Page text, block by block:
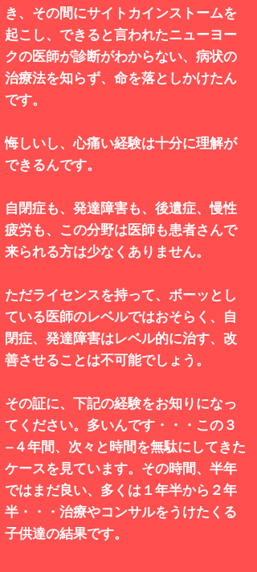
き、その間にサイトカインストームを
起こし、できると言われたニューヨー
クの医師が診断がわからない、病状の
治療法を知らず、命を落としかけたん
です。
悔しいし、心痛い経験は十分に理解が
できるんです。
自閉症も、発達障害も、後遺症、慢性
疲労も、この分野は医師も患者さんで
来られる方は少なくありません。
ただライセンスを持って、ボーッとし
ている医師のレベルではおそらく、自
閉症、発達障害はレベル的に治す、改
善させることは不可能でしょう。
その証に、下記の経験をお知りになっ
てください。多いんです・・・この３
−４年間、次々と時間を無駄にしてきた
ケースを見ています。その時間、半年
ではまだ良い、多くは１年半から２年
半・・・治療やコンサルをうけたくる
子供達の結果です。